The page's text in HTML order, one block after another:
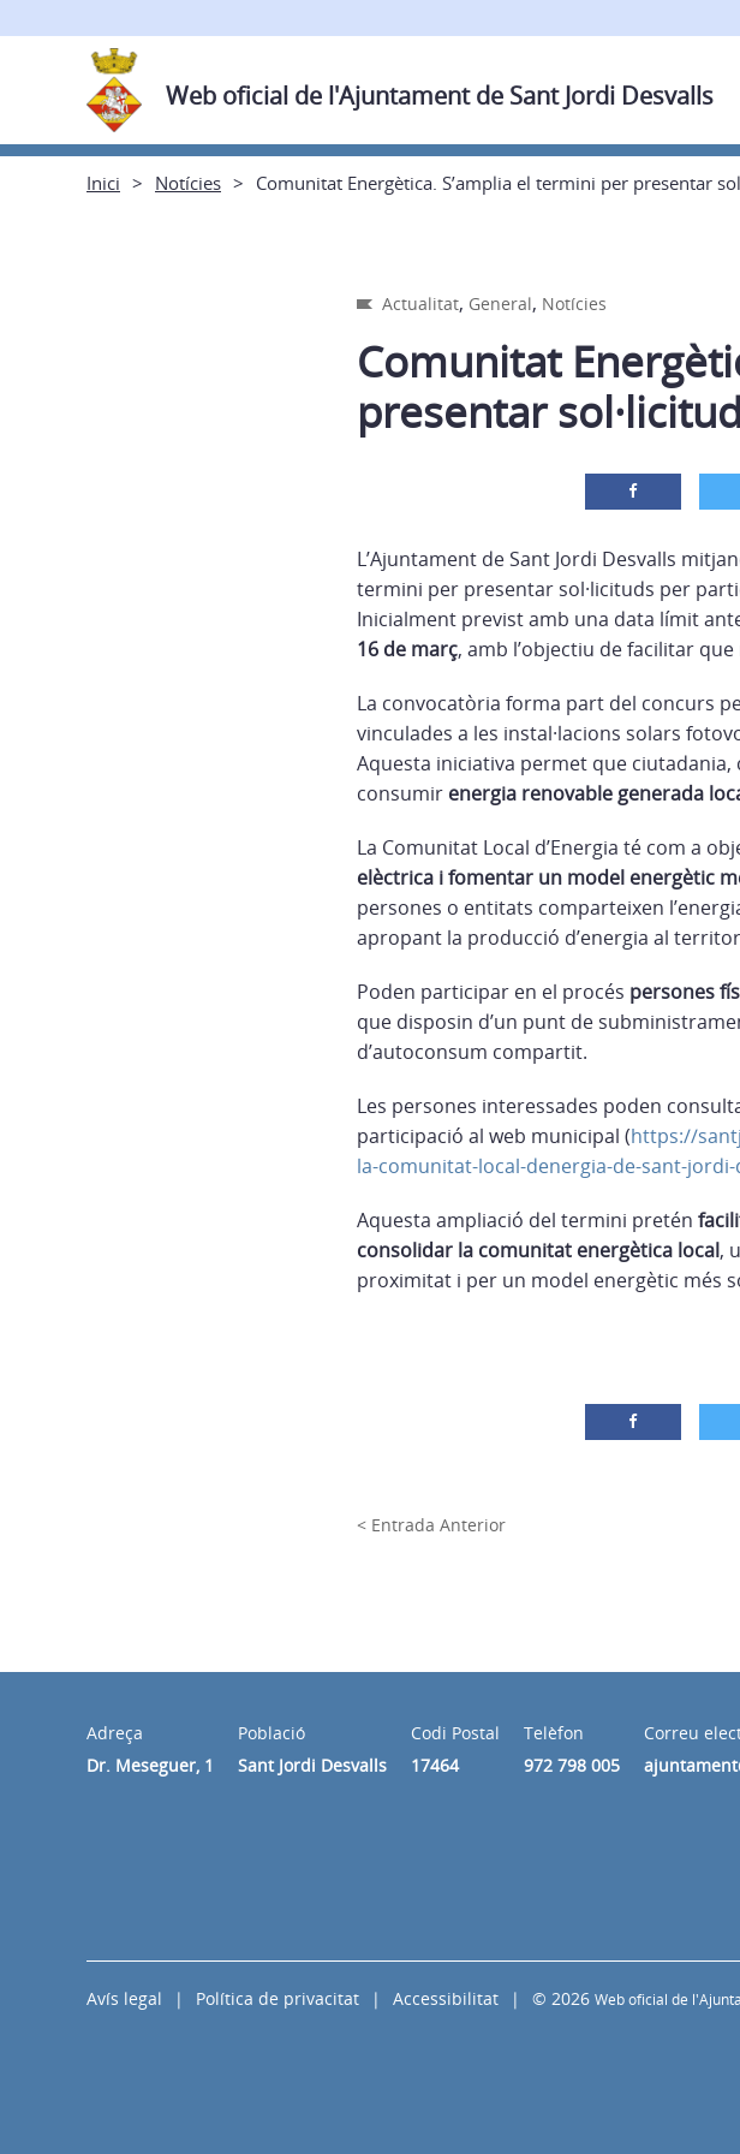
Web oficial de l'Ajuntament de Sant Jordi Desvalls
Inici Notícies Comunitat Energètica. S’amplia el termini per presentar
Actualitat, General, Notícies
Comunitat
presentar
L’Ajuntament de Sant Jordi Desvalls
termini per presentar sol·licituds per
Inicialment previst amb una data límit
16 de març, amb l’objectiu de facilitar
La convocatòria forma part del concurs
vinculades a les instal·lacions solars
Aquesta iniciativa permet que
consumir energia renovable generada
La Comunitat Local d’Energia té com a
elèctrica i fomentar un model energètic
persones o entitats comparteixen
apropant la producció d’energia al
Poden participar en el procés persones
que disposin d’un punt de
d’autoconsum compartit.
Les persones interessades poden
participació al web municipal (https://
la-comunitat-local-denergia-de-sant-
Aquesta ampliació del termini pretén
consolidar la comunitat energètica local,
proximitat i per un model energètic més
< Entrada Anterior
Adreça
Dr. Meseguer, 1
Població
Sant Jordi Desvalls
Codi Postal
17464
Telèfon
972 798 005
Correu
Avís legal Política de privacitat Accessibilitat © 2026 Web oficial de